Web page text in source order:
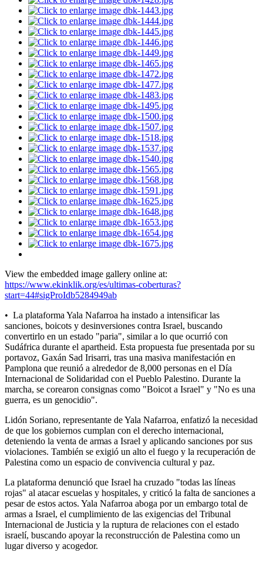
View the embedded image gallery online at:
https://www.ekinklik.org/es/ultimas-coberturas?
start=44#sigProIdb5284949ab
• La plataforma Yala Nafarroa ha instado a intensificar las
sanciones, boicots y desinversiones contra Israel, buscando
convertirlo en un estado "paria", similar a lo que ocurrió con
Sudáfrica durante el apartheid. Esta propuesta fue presentada por su
portavoz, Gaxán Sad Irisarri, tras una masiva manifestación en
Pamplona que reunió a alrededor de 8,000 personas en el Día
Internacional de Solidaridad con el Pueblo Palestino. Durante la
marcha, se corearon consignas como "Boicot a Israel" y "No es una
guerra, es un genocidio".
Lidón Soriano, representante de Yala Nafarroa, enfatizó la necesidad
de que los gobiernos cumplan con el derecho internacional,
deteniendo la venta de armas a Israel y aplicando sanciones por sus
violaciones. También se exigió un alto el fuego y la recuperación de
Palestina como un espacio de convivencia cultural y paz.
La plataforma denunció que Israel ha cruzado "todas las líneas
rojas" al atacar escuelas y hospitales, y criticó la falta de sanciones a
pesar de estos actos. Yala Nafarroa aboga por un embargo total de
armas a Israel, el cumplimiento de las exigencias del Tribunal
Internacional de Justicia y la ruptura de relaciones con el estado
israelí, buscando apoyar la reconstrucción de Palestina como un
lugar diverso y acogedor.